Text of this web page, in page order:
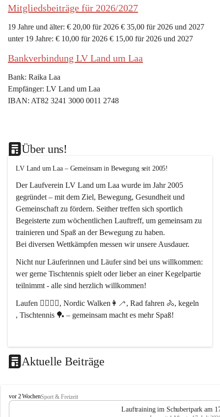
Mitgliedsbeiträge für 2026/2027
19 Jahre und älter: € 20,00 für 2026 € 35,00 für 2026 und 2027
unter 19 Jahre: € 10,00 für 2026 € 15,00 für 2026 und 2027
Bankverbindung LV Land um Laa
Bank: Raika Laa
Empfänger: LV Land um Laa
IBAN: AT82 3241 3000 0011 2748
Über uns!
LV Land um Laa – Gemeinsam in Bewegung seit 2005!
Der Laufverein LV Land um Laa wurde im Jahr 2005
gegründet – mit dem Ziel, Bewegung, Gesundheit und
Gemeinschaft zu fördern. Seither treffen sich sportlich
Begeisterte zum wöchentlichen Lauftreff, um gemeinsam zu
trainieren und Spaß an der Bewegung zu haben.
Bei diversen Wettkämpfen messen wir unsere Ausdauer.
Nicht nur Läuferinnen und Läufer sind bei uns willkommen:
wer gerne Tischtennis spielt oder lieber an einer Kegelpartie
teilnimmt - alle sind herzlich willkommen!
Laufen 🏃‍♂️🏃‍♀️, Nordic Walken👩‍🦯, Rad fahren 🚴, kegeln
, Tischtennis 🏓 – gemeinsam macht es mehr Spaß!
Aktuelle Beiträge
L
V
vor 2 WochenSport & Freizeit
Lauftraining im Schubertpark am